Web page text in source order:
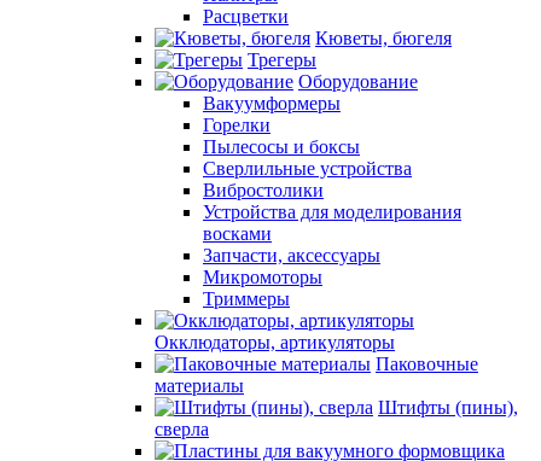
Расцветки
Кюветы, бюгеля
Трегеры
Оборудование
Вакуумформеры
Горелки
Пылесосы и боксы
Сверлильные устройства
Вибростолики
Устройства для моделирования
восками
Запчасти, аксессуары
Микромоторы
Триммеры
Окклюдаторы, артикуляторы
Паковочные
материалы
Штифты (пины),
сверла